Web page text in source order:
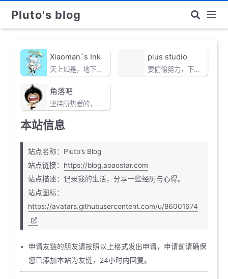
Pluto's blog
Xiaoman`s Ink
天上如是，地下亦然
plus studio
要偷偷努力，下回惊艳所有人
角落吧
坚持所热爱的，热爱所坚持的
本站信息
站点名称：Pluto’s Blog
站点链接： https://blog.aoaostar.com
站点描述：记录我的生活，分享一些经历与心得。
站点图标：
https://avatars.githubusercontent.com/u/86001674
申请友链的朋友请按照以上格式发出申请，申请前请确保
您已添加本站为友链，24小时内回复。